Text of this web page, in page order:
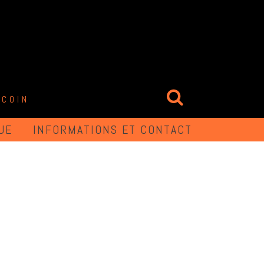
INFORMATIONS ET CONTACT